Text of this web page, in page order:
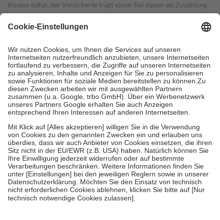
Kosten dafür, der Versicherte trägt einen Teil davon als Zuzahlung
mit.
Grundsätzlich leisten Mitglieder Zuzahlungen in Höhe von zehn
höchstens zehn Euro.
Es sind jedoch nie mehr als die tatsächlichen
Kosten der Leistung zu entrichten.
Diese Regeln gelten grundsätzlich auch für Online-Apotheken.
Bei Heilmitteln und häuslicher Krankenpflege beträgt die
Zuzahlung zehn Prozent der Kosten sowie zehn Euro je
Verordnung.
Um das Engagement der Versicherten für ihre eigene Gesundheit zu
stärken und die besondere Stellung der Familie zu unterstützen,
fallenkeine Zuzahlungenan bei:
• Kindern und Jugendlichen bis zum vollendeten 18. Lebensjahr
mit Ausnahme der Fahrkosten
• Untersuchungen zur Vorsorge und Früherkennung, die von der
GKV getragen werden
• empfohlenen Schutzimpfungen
• Harn- und Blutteststreifen